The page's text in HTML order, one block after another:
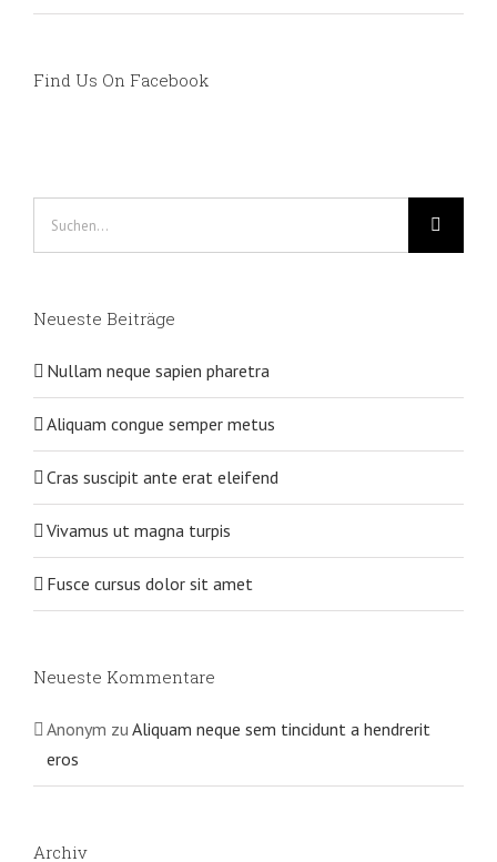
Find Us On Facebook
Neueste Beiträge
Nullam neque sapien pharetra
Aliquam congue semper metus
Cras suscipit ante erat eleifend
Vivamus ut magna turpis
Fusce cursus dolor sit amet
Neueste Kommentare
Anonym zu Aliquam neque sem tincidunt a hendrerit
eros
Archiv